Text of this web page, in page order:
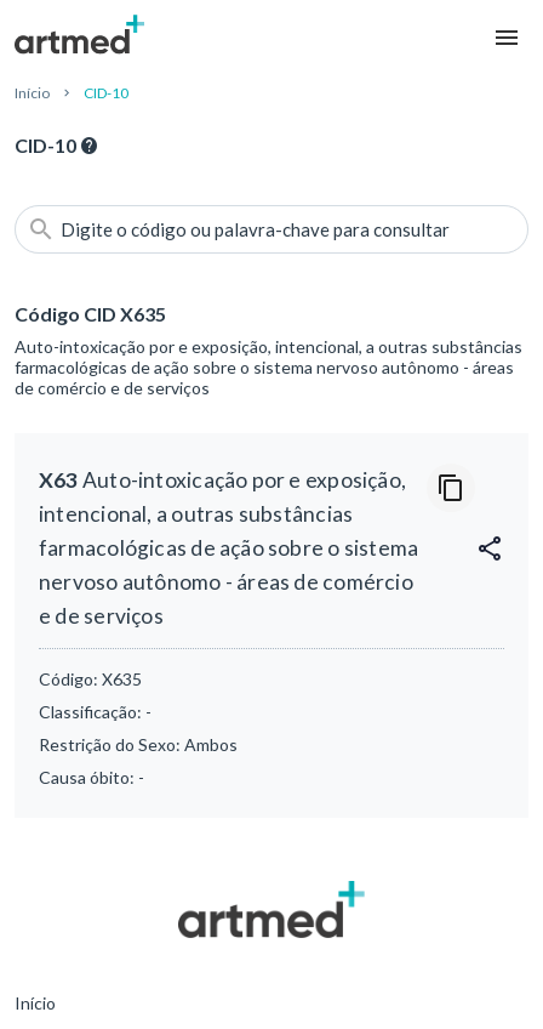
Início CID-10
CID-10
Digite o código ou palavra-chave para consultar
Código CID X635
Auto-intoxicação por e exposição, intencional, a outras substâncias
farmacológicas de ação sobre o sistema nervoso autônomo - áreas
de comércio e de serviços
X63Auto-intoxicação por e exposição,
intencional, a outras substâncias
farmacológicas de ação sobre o sistema
nervoso autônomo - áreas de comércio
e de serviços
Código: X635
Classificação: -
Restrição do Sexo: Ambos
Causa óbito: -
Início